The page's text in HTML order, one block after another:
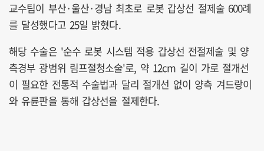
교수팀이 부산·울산·경남 최초로 로봇 갑상선 절제술 600례
를 달성했다고 25일 밝혔다.
해당 수술은 '순수 로봇 시스템 적용 갑상선 전절제술 및 양
측경부 광범위 림프절청소술'로, 약 12cm 길이 가로 절개선
이 필요한 전통적 수술법과 달리 절개선 없이 양측 겨드랑이
와 유륜판을 통해 갑상선을 절제한다.